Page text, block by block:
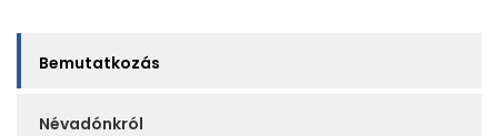
Service
Sidebar
Bemutatkozás
Névadónkról